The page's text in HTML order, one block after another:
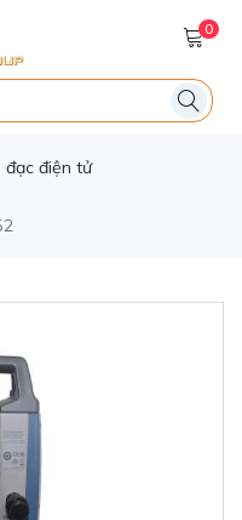
0
điện tử